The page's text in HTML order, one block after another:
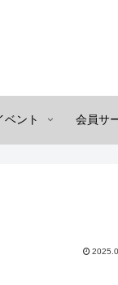
ベント 会員サ